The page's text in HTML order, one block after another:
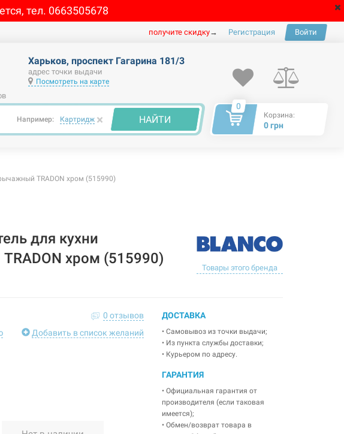
тел. 0663505678
получите скидку→ Регистрация Войти
Харьков, проспект Гагарина 181/3
адрес точки выдачи
Посмотреть на карте
Например: Картридж × НАЙТИ
0
Корзина:
0 грн
TRADON хром (515990)
для кухни
хром (515990)
Товары этого бренда
0 отзывов
Добавить в список желаний
ДОСТАВКА
• Самовывоз из точки выдачи;
• Из пункта службы доставки;
• Курьером по адресу.
ГАРАНТИЯ
• Официальная гарантия от
производителя (если таковая
имеется);
• Обмен/возврат товара в